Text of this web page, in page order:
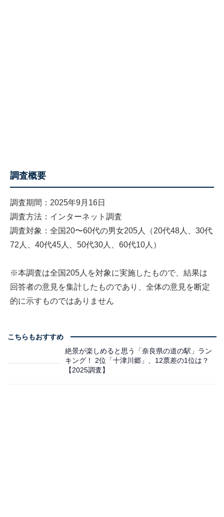
調査概要
調査期間：2025年9月16日
調査方法：インターネット調査
調査対象：全国20〜60代の男女205人（20代48人、30代
72人、40代45人、50代30人、60代10人）
※本調査は全国205人を対象に実施したもので、結果は
回答者の意見を集計したものであり、全体の意見を断定
的に示すものではありません
こちらもおすすめ
絶景が楽しめると思う「奈良県の道の駅」ラン
キング！ 2位「十津川郷」、12票差の1位は？
【2025調査】